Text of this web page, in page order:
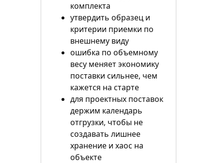
комплекта
утвердить образец и
критерии приемки по
внешнему виду
ошибка по объемному
весу меняет экономику
поставки сильнее, чем
кажется на старте
для проектных поставок
держим календарь
отгрузки, чтобы не
создавать лишнее
хранение и хаос на
объекте